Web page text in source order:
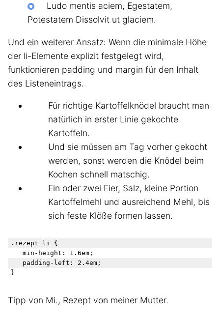
Ludo mentis aciem, Egestatem,
Potestatem Dissolvit ut glaciem.
Und ein weiterer Ansatz: Wenn die minimale Höhe
der li-Elemente explizit festgelegt wird,
funktionieren padding und margin für den Inhalt
des Listeneintrags.
Für richtige Kartoffelknödel braucht man
natürlich in erster Linie gekochte
Kartoffeln.
Und sie müssen am Tag vorher gekocht
werden, sonst werden die Knödel beim
Kochen schnell matschig.
Ein oder zwei Eier, Salz, kleine Portion
Kartoffelmehl und ausreichend Mehl, bis
sich feste Klöße formen lassen.
.rezept li {
Tipp von Mi., Rezept von meiner Mutter.